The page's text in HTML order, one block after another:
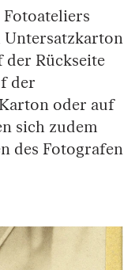
Untersatzkarton
der Rückseite
der
oder auf
sich zudem
des Fotografen